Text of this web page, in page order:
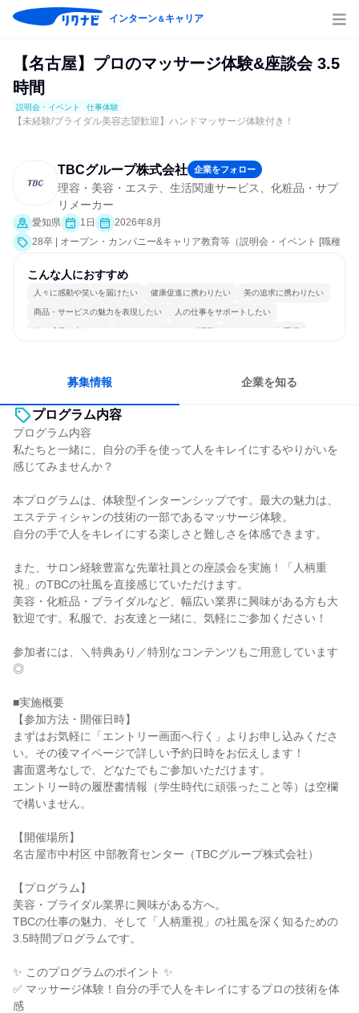
インターン＆キャリア
【名古屋】プロのマッサージ体験&座談会 3.5
時間
説明会・イベント 仕事体験
【未経験/ブライダル美容志望歓迎】ハンドマッサージ体験付き！
TBCグループ株式会社 企業をフォロー
理容・美容・エステ、生活関連サービス、化粧品・サプ
リメーカー
愛知県 1日
2026年8月
28卒 | オープン・カンパニー&キャリア教育等（説明会・イベント [職種
こんな人におすすめ
人々に感動や笑いを届けたい 健康促進に携わりたい 美の追求に携わりたい
商品・サービスの魅力を表現したい 人の仕事をサポートしたい
人の成長を支えたい コミュニケーションが活発 チームワークを重視
募集情報 企業を知る
プログラム内容
プログラム内容
私たちと一緒に、自分の手を使って人をキレイにするやりがいを
感じてみませんか？
本プログラムは、体験型インターンシップです。最大の魅力は、
エステティシャンの技術の一部であるマッサージ体験。
自分の手で人をキレイにする楽しさと難しさを体感できます。
また、サロン経験豊富な先輩社員との座談会を実施！「人柄重
視」のTBCの社風を直接感じていただけます。
美容・化粧品・ブライダルなど、幅広い業界に興味がある方も大
歓迎です。私服で、お友達と一緒に、気軽にご参加ください！
参加者には、＼特典あり／特別なコンテンツもご用意しています
◎
■実施概要
【参加方法・開催日時】
まずはお気軽に「エントリー画面へ行く」よりお申し込みくださ
い。その後マイページで詳しい予約日時をお伝えします！
書面選考なしで、どなたでもご参加いただけます。
エントリー時の履歴書情報（学生時代に頑張ったこと等）は空欄
で構いません。
【開催場所】
名古屋市中村区 中部教育センター（TBCグループ株式会社）
【プログラム】
美容・ブライダル業界に興味がある方へ。
TBCの仕事の魅力、そして「人柄重視」の社風を深く知るための
3.5時間プログラムです。
✨ このプログラムのポイント ✨
✅ マッサージ体験！自分の手で人をキレイにするプロの技術を体
感